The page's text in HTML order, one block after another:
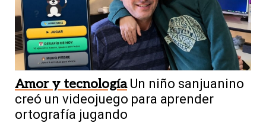
Amor y tecnología Un niño sanjuanino
creó un videojuego para aprender
ortografía jugando